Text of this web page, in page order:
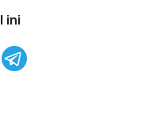
ini